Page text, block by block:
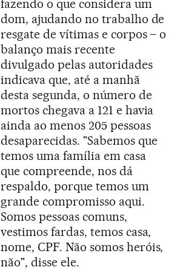
fazendo o que considera um
dom, ajudando no trabalho de
resgate de vítimas e corpos – o
balanço mais recente
divulgado pelas autoridades
indicava que, até a manhã
desta segunda, o número de
mortos chegava a 121 e havia
ainda ao menos 205 pessoas
desaparecidas. "Sabemos que
temos uma família em casa
que compreende, nos dá
respaldo, porque temos um
grande compromisso aqui.
Somos pessoas comuns,
vestimos fardas, temos casa,
nome, CPF. Não somos heróis,
não", disse ele.